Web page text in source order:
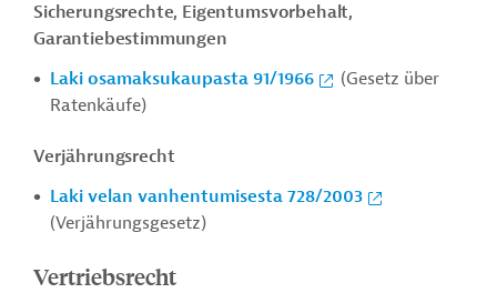
Sicherungsrechte, Eigentumsvorbehalt,
Garantiebestimmungen
Laki osamaksukaupasta 91/1966
(Gesetz über
Ratenkäufe)
Verjährungsrecht
Laki velan vanhentumisesta 728/2003
(Verjährungsgesetz)
Vertriebsrecht